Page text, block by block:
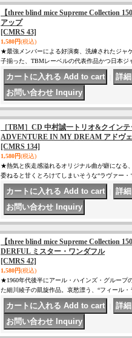
【three blind mice Supreme Collection
アップ
[CMRS 43]
1,580円(税込)
★最強メンバーによる好演奏、洗練されたジャ
子揃った、TBMレーベルの代表作品かつ日本
［TBM］CD 中村誠一トリオ&クイ
ADVENTURE IN MY DREAM アドヴ
[CMRS 134]
1,580円(税込)
★熱気と疾走感溢れるオリジナル曲が癖になる
委ねると甘くとろけてしまいそうな“ラヴァー
【three blind mice Supreme Collection
DERFUL ミスター・ワンダフル
[CMRS 42]
1,580円(税込)
★1960年代後半にアール・ハインズ・グループ
た細川綾子の凱旋作品。哀愁漂う、“フィール